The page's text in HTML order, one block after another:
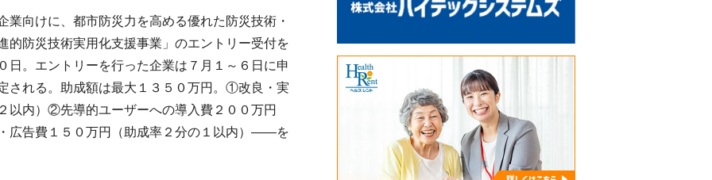
向けに、都市防災力を高める優れた防災技術・
的防災技術実用化支援事業」のエントリー受付を
日。エントリーを行った企業は７月１～６日に申
される。助成額は最大１３５０万円。①改良・実
以内）②先導的ユーザーへの導入費２００万円
広告費１５０万円（助成率２分の１以内）――を